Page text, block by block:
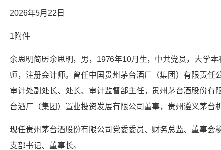
2026年5月22日
1附件
余思明简历余思明，男，1976年10月生，中共党员，大学
师，注册会计师。曾任中国贵州茅台酒厂（集团）有限责任
审计处副处长、处长、审计监督部主任，贵州茅台酒股份有
台酒厂（集团）置业投资发展有限公司董事，贵州遵义茅台
现任贵州茅台酒股份有限公司党委委员、财务总监、董事会
支部书记、董事长。